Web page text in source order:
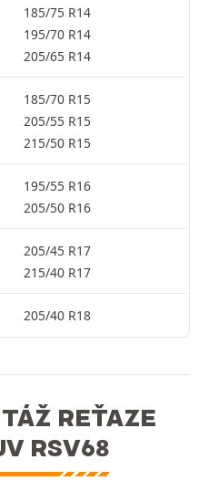
185/75 R14
195/70 R14
205/65 R14
185/70 R15
205/55 R15
215/50 R15
195/55 R16
205/50 R16
205/45 R17
215/40 R17
205/40 R18
REŤAZE
RSV68